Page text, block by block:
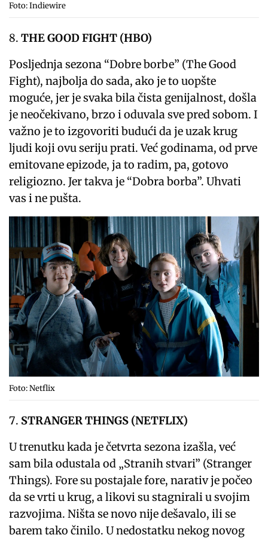
Foto: Indiewire
THE GOOD FIGHT (HBO)
Posljednja sezona “Dobre borbe” (The Good
Fight), najbolja do sada, ako je to uopšte
moguće, jer je svaka bila čista genijalnost, došla
je neočekivano, brzo i oduvala sve pred sobom. I
važno je to izgovoriti budući da je uzak krug
ljudi koji ovu seriju prati. Već godinama, od prve
emitovane epizode, ja to radim, pa, gotovo
religiozno. Jer takva je “Dobra borba”. Uhvati
vas i ne pušta.
Foto: Netflix
STRANGER THINGS (NETFLIX)
U trenutku kada je četvrta sezona izašla, već
sam bila odustala od „Stranih stvari” (Stranger
Things). Fore su postajale fore, narativ je počeo
da se vrti u krug, a likovi su stagnirali u svojim
razvojima. Ništa se novo nije dešavalo, ili se
barem tako činilo. U nedostatku nekog novog